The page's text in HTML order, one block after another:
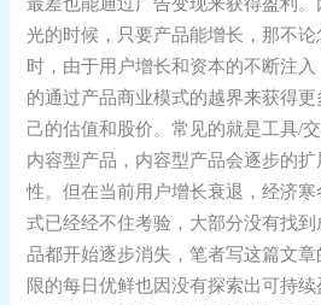
光的时候，只要产品能增长，那不
时，由于用户增长和资本的不断注
的通过产品商业模式的越界来获得
己的估值和股价。常见的就是工具/
内容型产品，内容型产品会逐步的
性。但在当前用户增长衰退，经济
式已经经不住考验，大部分没有找
品都开始逐步消失，笔者写这篇文
限的每日优鲜也因没有探索出可持